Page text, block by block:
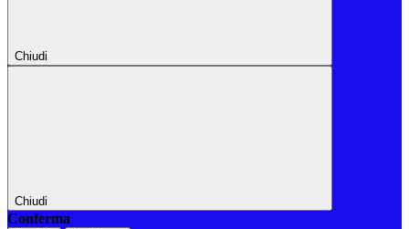
Chiudi
Chiudi
Conferma